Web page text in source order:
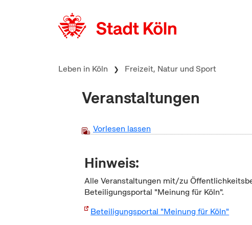
Leben in Köln Freizeit, Natur und Sport
Veranstaltungen
Vorlesen lassen
Hinweis:
Alle Veranstaltungen mit/zu
Beteiligungsportal "Meinung für Köln".
Beteiligungsportal "Meinung für Köln"